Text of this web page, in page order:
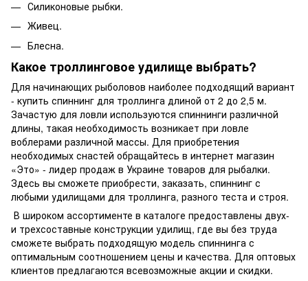
Силиконовые рыбки.
Живец.
Блесна.
Какое троллинговое удилище выбрать?
Для начинающих рыболовов наиболее подходящий вариант
- купить спиннинг для троллинга длиной от 2 до 2,5 м.
Зачастую для ловли используются спиннинги различной
длины, такая необходимость возникает при ловле
воблерами различной массы. Для приобретения
необходимых снастей обращайтесь в интернет магазин
«Это» - лидер продаж в Украине товаров для рыбалки.
Здесь вы сможете приобрести, заказать, спиннинг с
любыми удилищами для троллинга, разного теста и строя.
В широком ассортименте в каталоге предоставлены двух-
и трехсоставные конструкции удилищ, где вы без труда
сможете выбрать подходящую модель спиннинга с
оптимальным соотношением цены и качества. Для оптовых
клиентов предлагаются всевозможные акции и скидки.